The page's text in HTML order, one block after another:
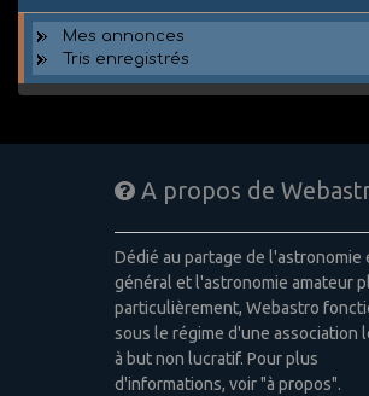
Mes annonces
Tris enregistrés
A propos de
Dédié au partage de l'astronomie
général et l'astronomie amateur
particulièrement, Webastro
sous le régime d'une association
à but non lucratif. Pour plus
d'informations, voir "à propos".